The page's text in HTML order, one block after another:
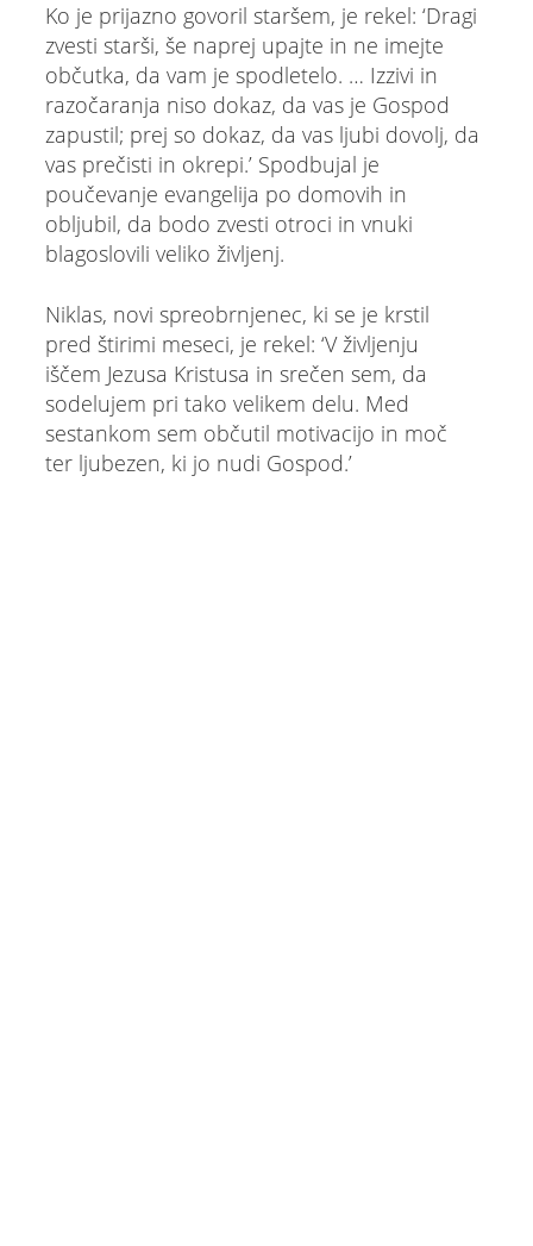
Ko je prijazno govoril staršem, je rekel: ‘Dragi
zvesti starši, še naprej upajte in ne imejte
občutka, da vam je spodletelo. … Izzivi in
razočaranja niso dokaz, da vas je Gospod
zapustil; prej so dokaz, da vas ljubi dovolj, da
vas prečisti in okrepi.’ Spodbujal je
poučevanje evangelija po domovih in
obljubil, da bodo zvesti otroci in vnuki
blagoslovili veliko življenj.
Niklas, novi spreobrnjenec, ki se je krstil
pred štirimi meseci, je rekel: ‘V življenju
iščem Jezusa Kristusa in srečen sem, da
sodelujem pri tako velikem delu. Med
sestankom sem občutil motivacijo in moč
ter ljubezen, ki jo nudi Gospod.’